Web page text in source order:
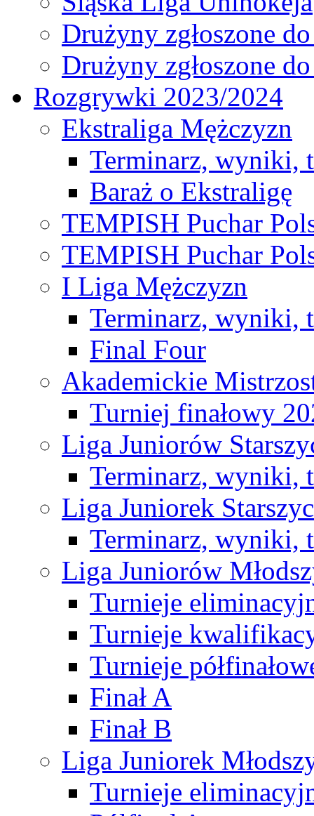
Drużyny zgłoszone
Drużyny zgłoszone
Rozgrywki 2023/2024
Ekstraliga Mężczyzn
Terminarz, wyniki,
Baraż o Ekstraligę
TEMPISH Puchar
TEMPISH Puchar
I Liga Mężczyzn
Terminarz, wyniki,
Final Four
Akademickie
Turniej finałowy
Liga Juniorów
Terminarz, wyniki,
Liga Juniorek
Terminarz, wyniki,
Liga Juniorów
Turnieje
Turnieje
Turnieje
Finał A
Finał B
Liga Juniorek
Turnieje